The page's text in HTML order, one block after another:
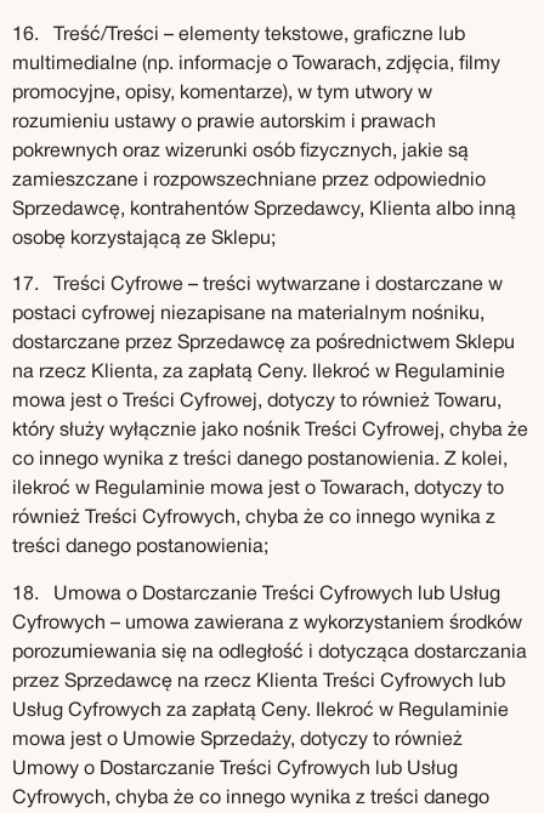
16. Treść/Treści – elementy tekstowe, graficzne lub
multimedialne (np. informacje o Towarach, zdjęcia, filmy
promocyjne, opisy, komentarze), w tym utwory w
rozumieniu ustawy o prawie autorskim i prawach
pokrewnych oraz wizerunki osób fizycznych, jakie są
zamieszczane i rozpowszechniane przez odpowiednio
Sprzedawcę, kontrahentów Sprzedawcy, Klienta albo inną
osobę korzystającą ze Sklepu;
17. Treści Cyfrowe – treści wytwarzane i dostarczane w
postaci cyfrowej niezapisane na materialnym nośniku,
dostarczane przez Sprzedawcę za pośrednictwem Sklepu
na rzecz Klienta, za zapłatą Ceny. Ilekroć w Regulaminie
mowa jest o Treści Cyfrowej, dotyczy to również Towaru,
który służy wyłącznie jako nośnik Treści Cyfrowej, chyba że
co innego wynika z treści danego postanowienia. Z kolei,
ilekroć w Regulaminie mowa jest o Towarach, dotyczy to
również Treści Cyfrowych, chyba że co innego wynika z
treści danego postanowienia;
18. Umowa o Dostarczanie Treści Cyfrowych lub Usług
Cyfrowych – umowa zawierana z wykorzystaniem środków
porozumiewania się na odległość i dotycząca dostarczania
przez Sprzedawcę na rzecz Klienta Treści Cyfrowych lub
Usług Cyfrowych za zapłatą Ceny. Ilekroć w Regulaminie
mowa jest o Umowie Sprzedaży, dotyczy to również
Umowy o Dostarczanie Treści Cyfrowych lub Usług
Cyfrowych, chyba że co innego wynika z treści danego